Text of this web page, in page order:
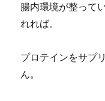
腸内環境が整って
れれば。
プロテインをサプ
ん。